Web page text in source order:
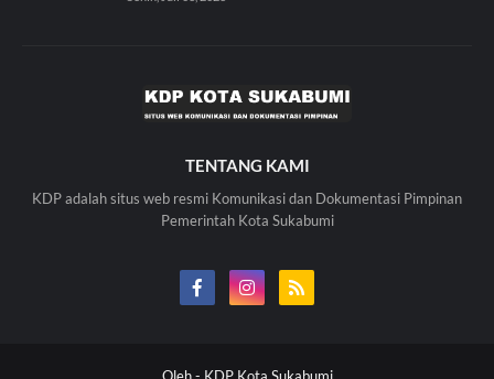
TENTANG KAMI
KDP adalah situs web resmi Komunikasi dan Dokumentasi Pimpinan
Pemerintah Kota Sukabumi